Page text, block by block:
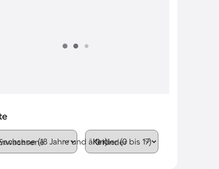
(18 Jahre und älter)Kinder (0 bis 17)